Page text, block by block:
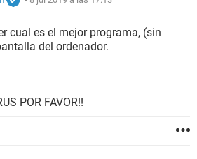
cual es el mejor programa, (sin
del ordenador.
POR FAVOR!!